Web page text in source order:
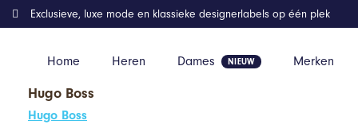
Home Heren Dames Merken
Exclusieve, luxe mode en klassieke designerlabels op één plek
Hugo Boss
Hugo Boss
Home Kleding